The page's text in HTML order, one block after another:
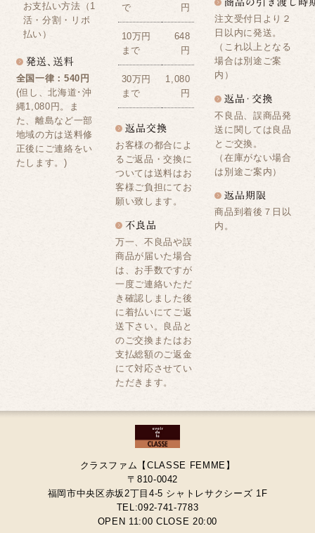
お支払い方法（1
活・分割・リボ
払い）
全国一律：540円
(但し、北海道･沖
縄1,080円。ま
た、離島など一部
地域の方は送料修
正後にご連絡をい
たします。)
で
円
10万円
まで
648
円
30万円
まで
1,080
円
お客様の都合によ
るご返品・交換に
ついては送料はお
客様ご負担にてお
願い致します。
万一、不良品や誤
商品が届いた場合
は、お手数ですが
一度ご連絡いただ
き確認しました後
に着払いにてご返
送下さい。良品と
のご交換またはお
支払総額のご返金
にて対応させてい
ただきます。
注文受付日より２
日以内に発送。
（これ以上となる
場合は別途ご案
内）
不良品、誤商品発
送に関しては良品
とご交換。
（在庫がない場合
は別途ご案内）
商品到着後７日以
内。
クラスファム【CLASSE FEMME】
〒810-0042
福岡市中央区赤坂2丁目4-5 シャトレサクシーズ 1F
TEL:092-741-7783
OPEN 11:00 CLOSE 20:00